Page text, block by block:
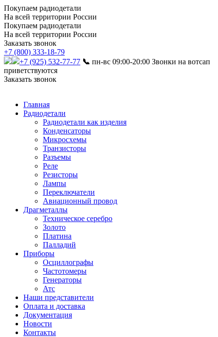
Покупаем радиодетали
На всей территории России
Покупаем радиодетали
На всей территории России
Заказать звонок
+7 (800) 333-18-79
+7 (925) 532-77-77 📞 пн-вс 09:00-20:00 Звонки на вотсап
приветствуются
Заказать звонок
Главная
Радиодетали
Радиодетали как изделия
Конденсаторы
Микросхемы
Транзисторы
Разъемы
Реле
Резисторы
Лампы
Переключатели
Авиационный провод
Драгметаллы
Техническое серебро
Золото
Платина
Палладий
Приборы
Осциллографы
Частотомеры
Генераторы
Атс
Наши представители
Оплата и доставка
Документация
Новости
Контакты